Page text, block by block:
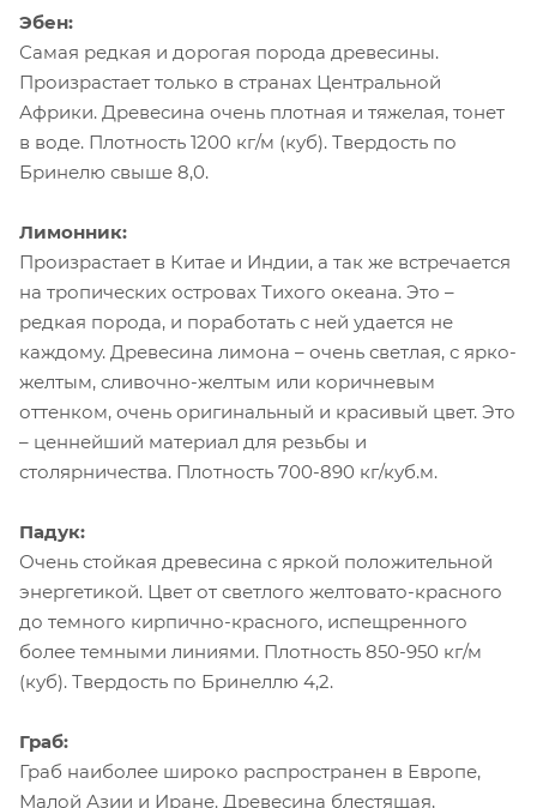
Эбен:
Самая редкая и дорогая порода древесины.
Произрастает только в странах Центральной
Африки. Древесина очень плотная и тяжелая, тонет
в воде. Плотность 1200 кг/м (куб). Твердость по
Бринелю свыше 8,0.
Лимонник:
Произрастает в Китае и Индии, а так же встречается
на тропических островах Тихого океана. Это –
редкая порода, и поработать с ней удается не
каждому. Древесина лимона – очень светлая, с ярко-
желтым, сливочно-желтым или коричневым
оттенком, очень оригинальный и красивый цвет. Это
– ценнейший материал для резьбы и
столярничества. Плотность 700-890 кг/куб.м.
Падук:
Очень стойкая древесина с яркой положительной
энергетикой. Цвет от светлого желтовато-красного
до темного кирпично-красного, испещренного
более темными линиями. Плотность 850-950 кг/м
(куб). Твердость по Бринеллю 4,2.
Граб:
Граб наиболее широко распространен в Европе,
Малой Азии и Иране. Древесина блестящая,